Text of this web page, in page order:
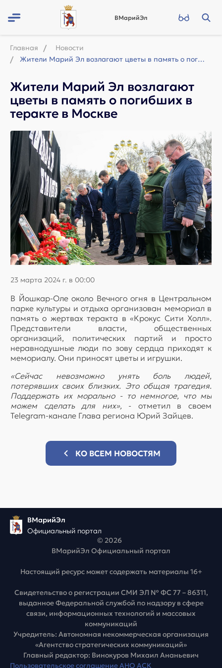
ВМарийЭл
Главная
Новости
Жители Марий Эл возлагают цветы в память о погибших в теракте в Москве
Жители Марий Эл возлагают
цветы в память о погибших в
теракте в Москве
23 марта 2024 г. в 00:00
В Йошкар-Оле около Вечного огня в Центральном
парке культуры и отдыха организован мемориал в
память о жертвах теракта в «Крокус Сити Холл».
Представители власти, общественных
организаций, политических партий и просто
неравнодушные люди по зову сердца приходят к
мемориалу. Они приносят цветы и игрушки.
«Сейчас невозможно унять боль людей,
потерявших своих близких. Это общая трагедия.
Поддержать их морально - то немногое, что мы
можем сделать для них»,- отметил в своем
Telegram-канале Глава региона Юрий Зайцев.
КО ВСЕМ НОВОСТЯМ
ВМарийЭл
Официальный портал
© 2026
ВМарийЭл Официальный портал
Настоящий ресурс может содержать материалы 16+
Свидетельство о регистрации СМИ ЭЛ № ФС 77 – 86311,
выданное Федеральной службой по надзору в сфере
связи, информационных технологий и массовых
коммуникаций
Учредитель: Автономная некоммерческая организация
«Агентство стратегических коммуникаций»
Главный редактор: Винокуров Михаил Ананьевич
Пользовательское соглашение АНО АСК